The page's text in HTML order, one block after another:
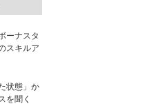
ーナスタ
スキルア
状態」か
を聞く